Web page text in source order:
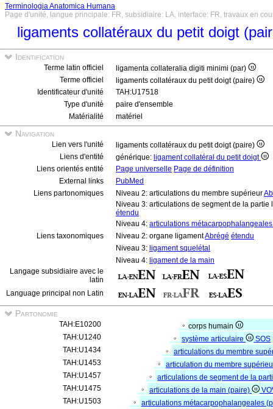
Terminologia Anatomica Humana
Page d'unité, langue principale: FR, subsidiaire: LA, interface: FR, travaux en
ligaments collatéraux du petit doigt
Identification
Terme latin officiel
ligamenta collateralia digiti minimi (par)
Terme officiel
ligaments collatéraux du petit doigt (paire)
Identificateur d'unité
TAH:U17518
Type d'unité
paire d'ensemble
Matérialité
matériel
Navigation
Lien vers l'unité
ligaments collatéraux du petit doigt (paire)
Liens d'entité
générique: ligament collatéral du petit doigt
Liens orientés entité
Page universelle Page de définition
External links
PubMed
Liens partonomiques
Niveau 2: articulations du membre supérieur
Niveau 3: articulations de segment de la
étendu
Niveau 4: articulations
Liens taxonomiques
Niveau 2: organe ligamentAbrégé étendu
Niveau 3: ligament squelétal
Niveau 4: ligament de la main
Langage subsidiaire avec le
latin
Language principal non Latin
Partonomie
TAH:E10200
corps humain
TAH:U1240
système articulaire
SOS
TAH:U1434
articulations du membre
TAH:U1453
articulation du membre
TAH:U1457
articulations de segment de la
TAH:U1475
articulations de la main (paire)
TAH:U1503
articulations métacarpophalangeales